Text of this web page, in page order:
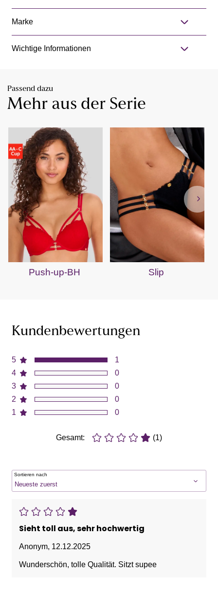
Marke
Wichtige Informationen
Passend dazu
Mehr aus der Serie
Push-up-BH Slip
Kundenbewertungen
5
4
3
2
1
1
0
0
0
0
Gesamt: (1)
Sortieren nach
Sieht toll aus, sehr hochwertig
Anonym, 12.12.2025
Wunderschön, tolle Qualität. Sitzt supee